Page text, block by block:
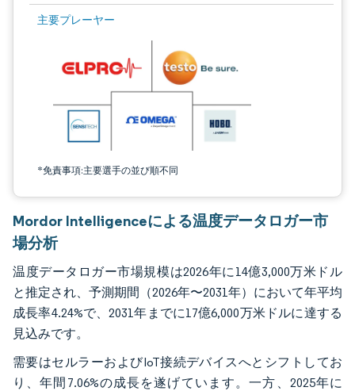
主要プレーヤー
*免責事項:主要選手の並び順不同
画像 © Mordor Intelligence。再利用にはCC BY 4.0の表示が必要です。
Mordor Intelligenceによる温度データロガー市
場分析
温度データロガー市場規模は2026年に14億3,000万米ドル
と推定され、予測期間（2026年〜2031年）において年平均
成長率4.24%で、2031年までに17億6,000万米ドルに達する
見込みです。
需要はセルラーおよびIoT接続デバイスへとシフトしてお
り、年間7.06%の成長を遂げています。一方、2025年に